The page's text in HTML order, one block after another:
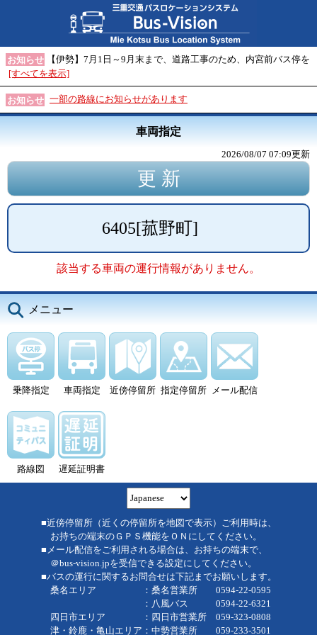
お知らせ
【伊勢】7月1日～9月末まで、道路工事のため、内宮前バス停を
[すべてを表示]
お知らせ 一部の路線にお知らせがあります
車両指定
2026/08/07 07:09更新
6405[菰野町]
該当する車両の運行情報がありません。
メニュー
乗降指定 車両指定 近傍停留所 指定停留所 メール配信
路線図 遅延証明書
■近傍停留所（近くの停留所を地図で表示）ご利用時は、
お持ちの端末のＧＰＳ機能をＯＮにしてください。
■メール配信をご利用される場合は、お持ちの端末で、
＠bus-vision.jpを受信できる設定にしてください。
■バスの運行に関するお問合せは下記までお願いします。
桑名エリア ：桑名営業所 0594-22-0595
：八風バス 0594-22-6321
四日市エリア ：四日市営業所 059-323-0808
津・鈴鹿・亀山エリア：中勢営業所 059-233-3501